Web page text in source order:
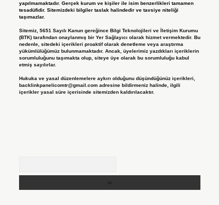
yapılmamaktadır. Gerçek kurum ve kişiler ile isim benzerlikleri tamamen
tesadüfidir. Sitemizdeki bilgiler taslak halindedir ve tavsiye niteliği
taşımazlar.
Sitemiz, 5651 Sayılı Kanun gereğince Bilgi Teknolojileri ve İletişim Kurumu
(BTK) tarafından onaylanmış bir Yer Sağlayıcı olarak hizmet vermektedir. Bu
nedenle, sitedeki içerikleri proaktif olarak denetleme veya araştırma
yükümlülüğümüz bulunmamaktadır. Ancak, üyelerimiz yazdıkları içeriklerin
sorumluluğunu taşımakta olup, siteye üye olarak bu sorumluluğu kabul
etmiş sayılırlar.
Hukuka ve yasal düzenlemelere aykırı olduğunu düşündüğünüz içerikleri,
backlinkpanelicomtr@gmail.comadresine bildirmeniz halinde, ilgili
içerikler yasal süre içerisinde sitemizden kaldırılacaktır.